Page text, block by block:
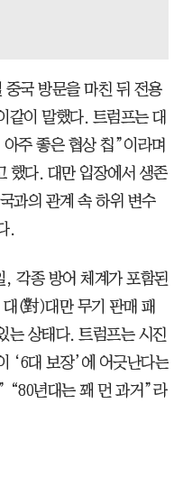
국 방문을 마친 뒤 전용
같이 말했다. 트럼프는 대
주 좋은 협상 칩”이라며
했다. 대만 입장에서 생존
과의 관계 속 하위 변수
.
, 각종 방어 체계가 포함된
(對)대만 무기 판매 패
는 상태다. 트럼프는 시진
‘6대 보장’에 어긋난다는
“80년대는 꽤 먼 과거”라